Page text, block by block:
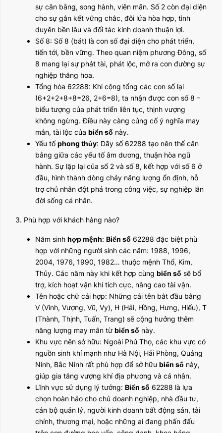
sự cân bằng, song hành, viên mãn. Số 2 còn đại diện
cho sự gắn kết vững chắc, đôi lứa hòa hợp, tình
duyên bền lâu và đối tác kinh doanh thuận lợi.
Số 8: Số 8 (bát) là con số đại diện cho phát triển,
tiến tới, bền vững. Theo quan niệm phương Đông, số
8 mang lại sự phát tài, phát lộc, mở ra con đường sự
nghiệp thăng hoa.
Tổng hòa 62288: Khi cộng tổng các con số lại
(6+2+2+8+8=26, 2+6=8), ta nhận được con số 8 –
biểu tượng của phát triển liên tục, thịnh vượng
không ngừng. Điều này càng củng cố ý nghĩa may
mắn, tài lộc của biển số này.
Yếu tốphong thủy: Dãy số 62288 tạo nên thế cân
bằng giữa các yếu tố âm dương, thuận hòa ngũ
hành. Sự lặp lại của số 2 và số 8, kết hợp với số 6 ở
đầu, hình thành dòng chảy năng lượng ổn định, hỗ
trợ chủ nhân đột phá trong công việc, sự nghiệp lẫn
đời sống cá nhân.
3. Phù hợp với khách hàng nào?
Năm sinh hợp mệnh: Biển số 62288 đặc biệt phù
hợp với những người sinh các năm: 1988, 1996,
2004, 1976, 1990, 1982… thuộc mệnh Thổ, Kim,
Thủy. Các năm này khi kết hợp cùng biển số sẽ bổ
trợ, kích hoạt vận khí tích cực, nâng cao tài vận.
Tên hoặc chữ cái hợp: Những cái tên bắt đầu bằng
V (Vinh, Vượng, Vũ, Vy), H (Hải, Hồng, Hưng, Hiếu), T
(Thành, Thịnh, Tuấn, Trang) sẽ cộng hưởng thêm
năng lượng may mắn từ biển số này.
Khu vực nên sở hữu: Ngoài Phú Thọ, các khu vực có
nguồn sinh khí mạnh như Hà Nội, Hải Phòng, Quảng
Ninh, Bắc Ninh rất phù hợp để sở hữu biển số này,
giúp gia tăng vượng khí địa phương và cá nhân.
Lĩnh vực sử dụng lý tưởng: Biển số 62288 là lựa
chọn hoàn hảo cho chủ doanh nghiệp, nhà đầu tư,
cán bộ quản lý, người kinh doanh bất động sản, tài
chính, thương mại, hoặc những ai đang phấn đấu